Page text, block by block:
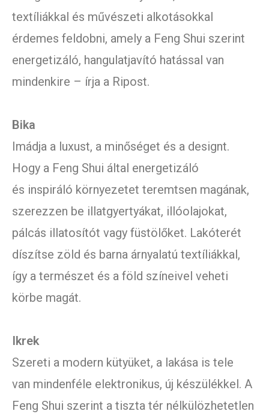
textíliákkal és művészeti alkotásokkal
érdemes feldobni, amely a Feng Shui szerint
energetizáló, hangulatjavító hatással van
mindenkire – írja a Ripost.
Bika
Imádja a luxust, a minőséget és a designt.
Hogy a Feng Shui által energetizáló
és inspiráló környezetet teremtsen magának,
szerezzen be illatgyertyákat, illóolajokat,
pálcás illatosítót vagy füstölőket. Lakóterét
díszítse zöld és barna árnyalatú textíliákkal,
így a természet és a föld színeivel veheti
körbe magát.
Ikrek
Szereti a modern kütyüket, a lakása is tele
van mindenféle elektronikus, új készülékkel. A
Feng Shui szerint a tiszta tér nélkülözhetetlen